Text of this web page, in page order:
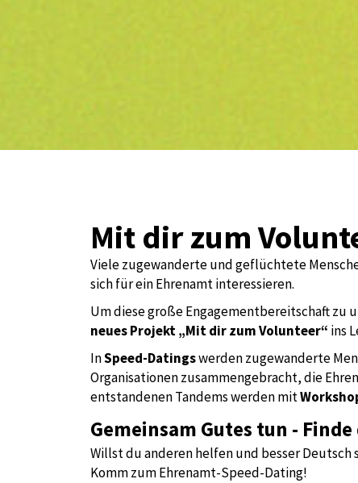
Mit dir zum
Viele zugewanderte und geflüchtete
sich für ein Ehrenamt interessieren.
Um diese große Engagementbereitschaft zu
neues Projekt „Mit dir zum Volunteer“ ins
InSpeed-Datingswerden zugewanderte
Organisationen zusammengebracht, die
entstandenen Tandems werden mit
Gemeinsam Gutes tun -
Willst du anderen helfen und besser Deutsch
Komm zum Ehrenamt-Speed-Dating!